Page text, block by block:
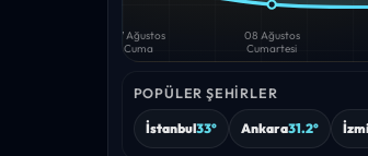
07 Ağustos
Cuma
08 Ağustos
Cumartesi
POPÜLER ŞEHIRLER
İstanbul33° Ankara31.2°